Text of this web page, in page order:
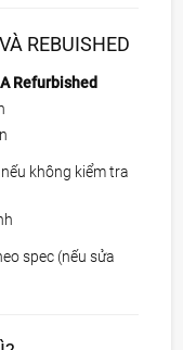
REBUISHED
Refurbished
không kiểm tra
spec (nếu sửa